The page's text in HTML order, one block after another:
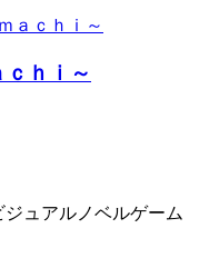
ｈｉ～
ュアルノベルゲーム